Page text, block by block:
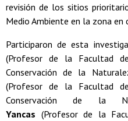
revisión de los sitios
Medio Ambiente en la zona en
Participaron de esta
(Profesor de la Facultad
Conservación de la
(Profesor de la Facultad
Conservación de la
Yancas (Profesor de la